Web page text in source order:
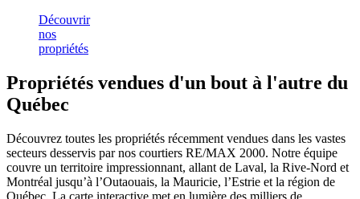
Découvrir
nos
propriétés
Propriétés vendues d'un bout à l'autre du
Québec
Découvrez toutes les propriétés récemment vendues dans les vastes
secteurs desservis par nos courtiers RE/MAX 2000. Notre équipe
couvre un territoire impressionnant, allant de Laval, la Rive-Nord et
Montréal jusqu’à l’Outaouais, la Mauricie, l’Estrie et la région de
Québec. La carte interactive met en lumière des milliers de